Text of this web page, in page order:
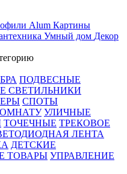
Alum Картины
Умный дом Декор
БРА ПОДВЕСНЫЕ
СВЕТИЛЬНИКИ
СПОТЫ
УЛИЧНЫЕ
ТОЧЕЧНЫЕ ТРЕКОВОЕ
ЛЕНТА
ДЕТСКИЕ
ТОВАРЫ УПРАВЛЕНИЕ